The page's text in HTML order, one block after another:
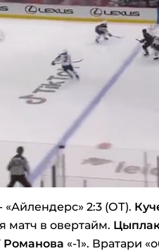
«Айлендерс» 2:3 (ОТ).
матч в овертайм.
Романова «-1». Вратари